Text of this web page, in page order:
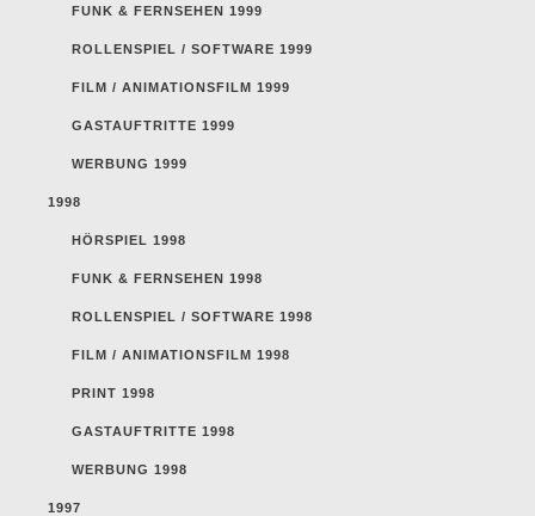
FUNK & FERNSEHEN 1999
ROLLENSPIEL / SOFTWARE 1999
FILM / ANIMATIONSFILM 1999
GASTAUFTRITTE 1999
WERBUNG 1999
1998
HÖRSPIEL 1998
FUNK & FERNSEHEN 1998
ROLLENSPIEL / SOFTWARE 1998
FILM / ANIMATIONSFILM 1998
PRINT 1998
GASTAUFTRITTE 1998
WERBUNG 1998
1997